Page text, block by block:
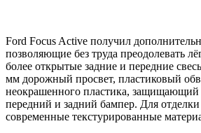
Ford Focus Active получил
позволяющие без труда преодолевать
более открытые задние и передние
мм дорожный просвет, пластиковый
неокрашенного пластика, защищающий
передний и задний бампер. Для
современные текстурированные